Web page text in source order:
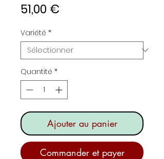
51,00 €
Variété *
Quantité *
Ajouter au panier
Commander et payer